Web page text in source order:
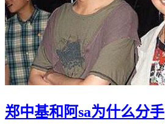
郑中基和阿sa为什么分手